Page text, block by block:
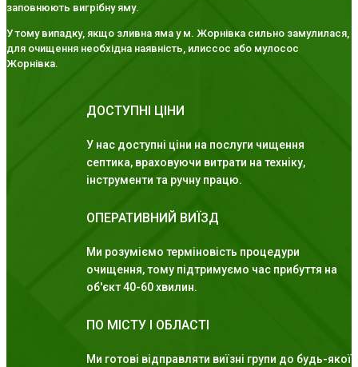
заповнюють вигрібну яму.
У тому випадку, якщо зливна яма у м. Жорнівка сильно замулилася,
для очищення необхідна наявність, илиссос або мулосос
Жорнівка.
ДОСТУПНІ ЦІНИ
У нас доступні ціни на послуги чищення
септика, враховуючи витрати на техніку,
інструменти та ручну працю.
ОПЕРАТИВНИЙ ВИЇЗД
Ми розуміємо терміновість процедури
очищення, тому підтримуємо час прибуття на
об'єкт 40-60 хвилин.
ПО МІСТУ І ОБЛАСТІ
Ми готові відправляти виїзні групи до будь-якої